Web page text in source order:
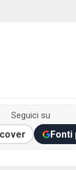
Seguici su
Fonti